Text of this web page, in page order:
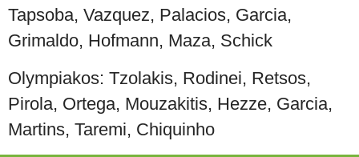
Tapsoba, Vazquez, Palacios, Garcia,
Grimaldo, Hofmann, Maza, Schick
Olympiakos: Tzolakis, Rodinei, Retsos,
Pirola, Ortega, Mouzakitis, Hezze, Garcia,
Martins, Taremi, Chiquinho